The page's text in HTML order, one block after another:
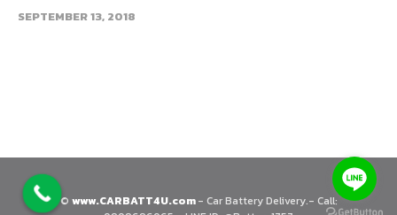
SEPTEMBER 13, 2018
© www.CARBATT4U.com- Car Battery Delivery.- Call: